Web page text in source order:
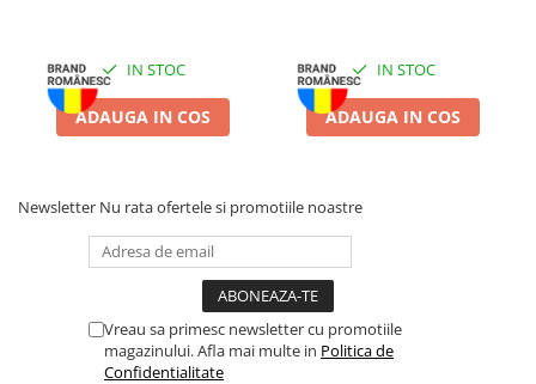
Hrană Pești
Hrană Broaște Țestoase
IN STOC
ADAUGA IN COS
IN STOC
ADAUGA IN COS
Newsletter Nu rata ofertele si promotiile noastre
Vreau sa primesc newsletter cu promotiile
magazinului. Afla mai multe in Politica de
Confidentialitate